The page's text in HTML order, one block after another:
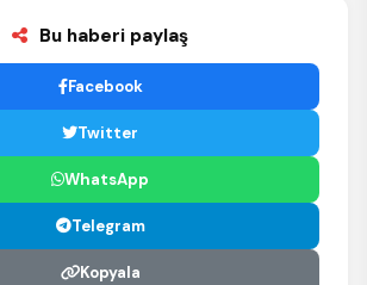
Bu haberi paylaş
Facebook
Twitter
WhatsApp
Telegram
Kopyala